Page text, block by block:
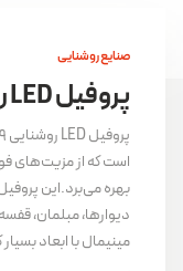
صنایع روشنایی
پروفیل LED روشنایی EI-2009
است که از مزیت‌های
بهره می‌برد.این
دیوارها، مبلمان،
مینیمال با ابعاد